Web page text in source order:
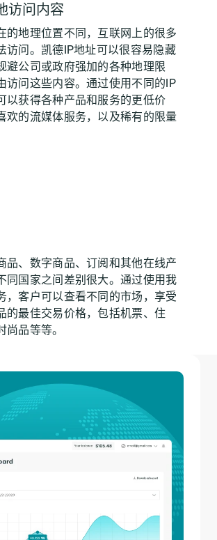
访问内容
的地理位置不同，互联网上的很多
访问。凯德IP地址可以很容易隐藏
避公司或政府强加的各种地理限
访问这些内容。通过使用不同的IP
以获得各种产品和服务的更低价
欢的流媒体服务，以及稀有的限量
品、数字商品、订阅和其他在线产
同国家之间差别很大。通过使用我
，客户可以查看不同的市场，享受
的最佳交易价格，包括机票、住
品等等。